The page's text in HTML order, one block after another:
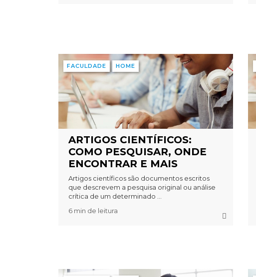
FACULDADE HOME
ARTIGOS CIENTÍFICOS:
COMO PESQUISAR, ONDE
ENCONTRAR E MAIS
Artigos científicos são documentos escritos
que descrevem a pesquisa original ou análise
crítica de um determinado ...
6 min de leitura